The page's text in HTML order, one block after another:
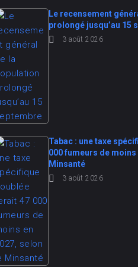
Le recensement
prolongé jusqu’au 15
3 août 2026
Tabac : une taxe
000 fumeurs de moins
Minsanté
3 août 2026